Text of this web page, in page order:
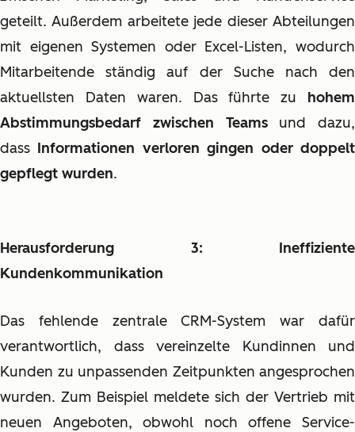
geteilt. Außerdem arbeitete jede dieser Abteilungen
mit eigenen Systemen oder Excel-Listen, wodurch
Mitarbeitende ständig auf der Suche nach den
aktuellsten Daten waren. Das führte zu hohem
Abstimmungsbedarf zwischen Teamsund dazu,
dass Informationen verloren gingen oder doppelt
gepflegt wurden.
Herausforderung 3: Ineffiziente
Kundenkommunikation
Das fehlende zentrale CRM-System war dafür
verantwortlich, dass vereinzelte Kundinnen und
Kunden zu unpassenden Zeitpunkten angesprochen
wurden. Zum Beispiel meldete sich der Vertrieb mit
neuen Angeboten, obwohl noch offene Service-